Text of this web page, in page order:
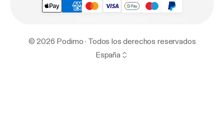
© 2026 Podimo · Todos los derechos reservados
España